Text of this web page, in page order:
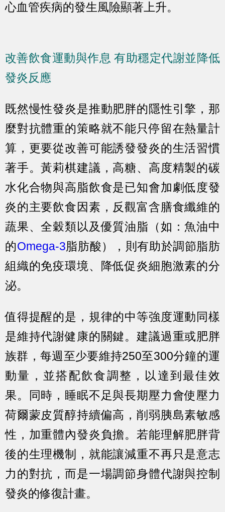
心血管疾病的發生風險顯著上升。
改善飲食運動與作息 有助穩定代謝並降低
發炎反應
既然慢性發炎是推動肥胖的隱性引擎，那
麼對抗體重的策略就不能只停留在熱量計
算，更要從改善可能誘發發炎的生活習慣
著手。黃莉棋建議，高糖、高度精製的碳
水化合物與高脂飲食是已知會加劇低度發
炎的主要飲食因素，反觀富含膳食纖維的
蔬果、全穀類以及優質油脂（如：魚油中
的Omega-3脂肪酸），則有助於調節脂肪
組織的免疫環境、降低促炎細胞激素的分
泌。
值得提醒的是，規律的中等強度運動同樣
是維持代謝健康的關鍵。建議過重或肥胖
族群，每週至少要維持250至300分鐘的運
動量，並搭配飲食調整，以達到最佳效
果。同時，睡眠不足與長期壓力會使壓力
荷爾蒙皮質醇持續偏高，削弱胰島素敏感
性，加重體內發炎負擔。若能理解肥胖背
後的生理機制，就能讓減重不再只是意志
力的對抗，而是一場調節身體代謝與控制
發炎的修復計畫。